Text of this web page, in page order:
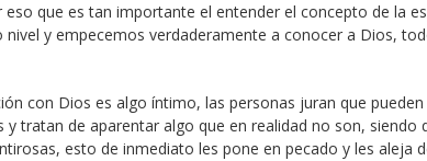
que es tan importante el entender el concepto de la
y empecemos verdaderamente a conocer a Dios,
con Dios es algo íntimo, las personas juran que
tratan de aparentar algo que en realidad no son, siendo
esto de inmediato les pone en pecado y les aleja